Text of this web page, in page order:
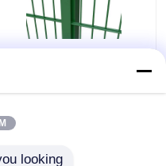
Διπλό Σύρμα Φράχτης
6/5/6mm σύρμα
looking